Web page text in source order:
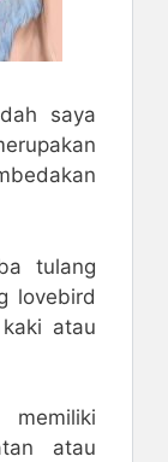
saya
tulang
lovebird
atau
atau